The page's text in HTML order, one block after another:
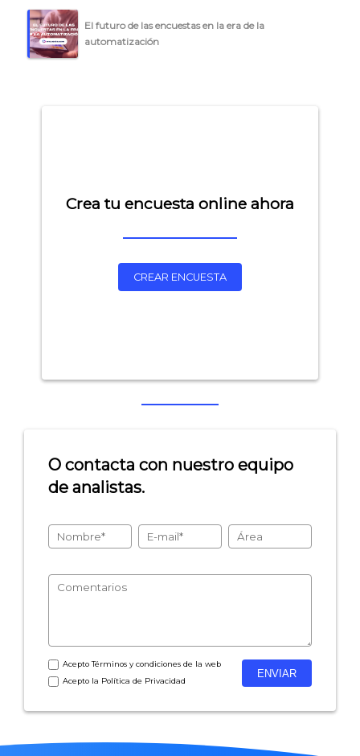
- Encuesta.com
- Encuestas de recursos humanos
- Inteligencia artificial
- Marketing y encuestas
El futuro de las encuestas en la era de la
automatización
Crea tu encuesta online ahora
CREAR ENCUESTA
O contacta con nuestro equipo
de analistas.
AceptoTérminos y condicionesde la web
Acepto la Política de Privacidad